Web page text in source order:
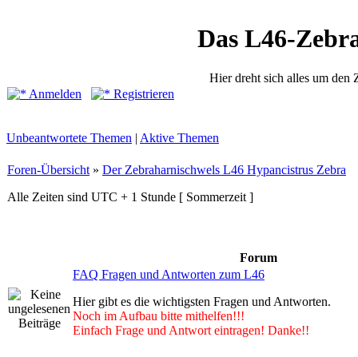
Das L46-
Hier dreht sich alles um den
Anmelden
Registrieren
Unbeantwortete Themen | Aktive Themen
Foren-Übersicht » Der Zebraharnischwels L46 Hypancistrus Zebra
Alle Zeiten sind UTC + 1 Stunde [ Sommerzeit ]
Forum
FAQ Fragen und Antworten zum L46
Hier gibt es die wichtigsten Fragen und Antworten.
Noch im Aufbau bitte mithelfen!!!
Einfach Frage und Antwort eintragen! Danke!!